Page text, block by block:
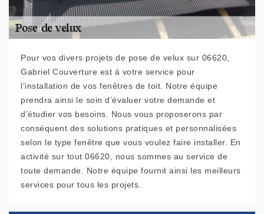
Pour vos divers projets de pose de velux sur 06620,
Gabriel Couverture est à votre service pour
l’installation de vos fenêtres de toit. Notre équipe
prendra ainsi le soin d’évaluer votre demande et
d’étudier vos besoins. Nous vous proposerons par
conséquent des solutions pratiques et personnalisées
selon le type fenêtre que vous voulez faire installer. En
activité sur tout 06620, nous sommes au service de
toute demande. Notre équipe fournit ainsi les meilleurs
services pour tous les projets.